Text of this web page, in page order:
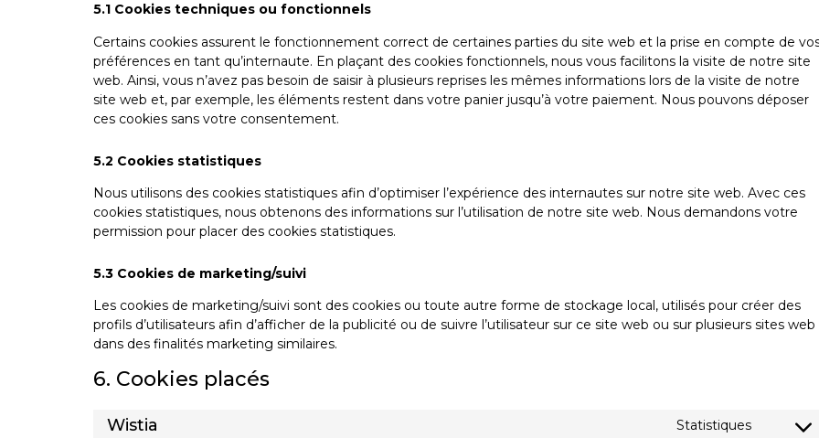
5.1 Cookies techniques ou fonctionnels
Certains cookies assurent le fonctionnement correct de certaines parties du site web et la prise en compte de
préférences en tant qu’internaute. En plaçant des cookies fonctionnels, nous vous facilitons la visite de notre site
web. Ainsi, vous n’avez pas besoin de saisir à plusieurs reprises les mêmes informations lors de la visite de notre
site web et, par exemple, les éléments restent dans votre panier jusqu’à votre paiement. Nous pouvons déposer
ces cookies sans votre consentement.
5.2 Cookies statistiques
Nous utilisons des cookies statistiques afin d’optimiser l’expérience des internautes sur notre site web. Avec ces
cookies statistiques, nous obtenons des informations sur l’utilisation de notre site web. Nous demandons votre
permission pour placer des cookies statistiques.
5.3 Cookies de marketing/suivi
Les cookies de marketing/suivi sont des cookies ou toute autre forme de stockage local, utilisés pour créer des
profils d’utilisateurs afin d’afficher de la publicité ou de suivre l’utilisateur sur ce site web ou sur plusieurs sites web
dans des finalités marketing similaires.
6. Cookies placés
Wistia Statistiques